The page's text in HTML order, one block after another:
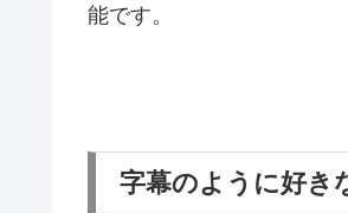
能です。
字幕のように好き